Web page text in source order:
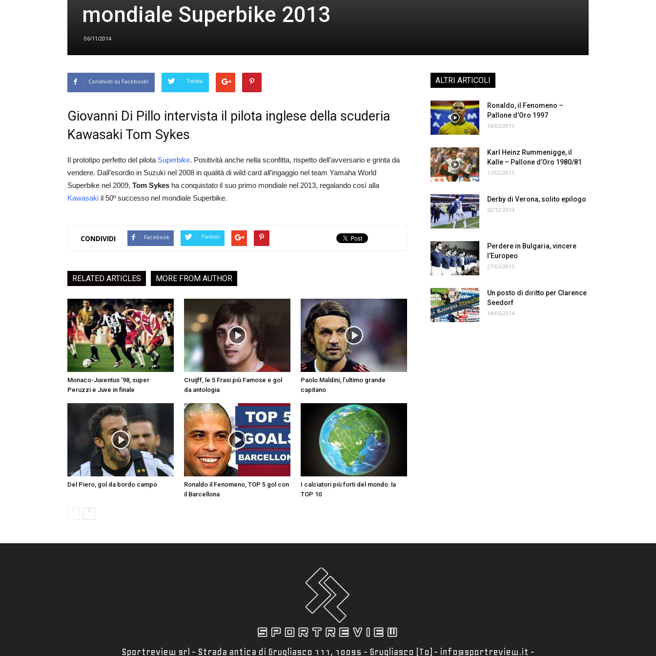
mondiale Superbike 2013
06/11/2014
Condividi su Facebook! Twitta
Giovanni Di Pillo intervista il pilota inglese della scuderia
Kawasaki Tom Sykes
Il prototipo perfetto del pilota Superbike. Positività anche nella sconfitta, rispetto dell’avversario e grinta da
vendere. Dall’esordio in Suzuki nel 2008 in qualità di wild card all’ingaggio nel team Yamaha World
Superbike nel 2009, Tom Sykes ha conquistato il suo primo mondiale nel 2013, regalando così alla
Kawasaki il 50º successo nel mondiale Superbike.
CONDIVIDI Facebook Twitter
RELATED ARTICLES MORE FROM AUTHOR
Monaco-Juventus ’98, super
Peruzzi e Juve in finale
Cruijff, le 5 Frasi più Famose e gol
da antologia
Paolo Maldini, l’ultimo grande
capitano
Del Piero, gol da bordo campo
Ronaldo il Fenomeno, TOP 5 gol con
il Barcellona
I calciatori più forti del mondo: la
TOP 10
ALTRI ARTICOLI
Ronaldo, il Fenomeno –
Pallone d’Oro 1997
16/03/2015
Karl Heinz Rummenigge, il
Kalle – Pallone d’Oro 1980/81
17/02/2015
Derby di Verona, solito epilogo
22/12/2014
Perdere in Bulgaria, vincere
l’Europeo
27/03/2015
Un posto di diritto per Clarence
Seedorf
14/05/2014
Sportreview srl - Strada antica di Grugliasco 111, 10095 - Grugliasco (To) - info@sportreview.it -